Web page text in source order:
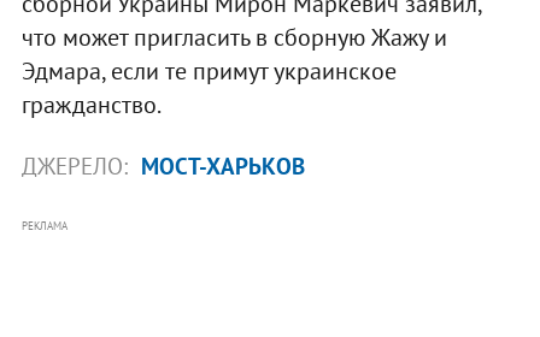
что может пригласить в сборную Жажу и
Эдмара, если те примут украинское
гражданство.
ДЖЕРЕЛО: МОСТ-ХАРЬКОВ
РЕКЛАМА